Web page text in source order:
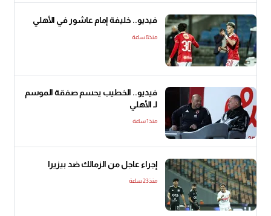
فيديو.. خليفة إمام عاشور في الأهلي
منذ8 ساعة
فيديو.. الخطيب يحسم صفقة الموسم
لـ الأهلي
منذ1 ساعة
إجراء عاجل من الزمالك ضد بيزيرا
منذ23 ساعة